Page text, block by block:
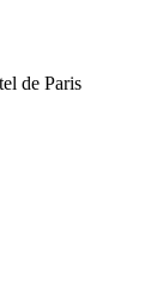
de Paris